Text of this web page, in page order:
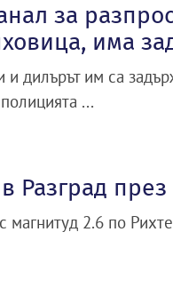
за
има
дилърът им са
...
Разград
магнитуд 2.6 по